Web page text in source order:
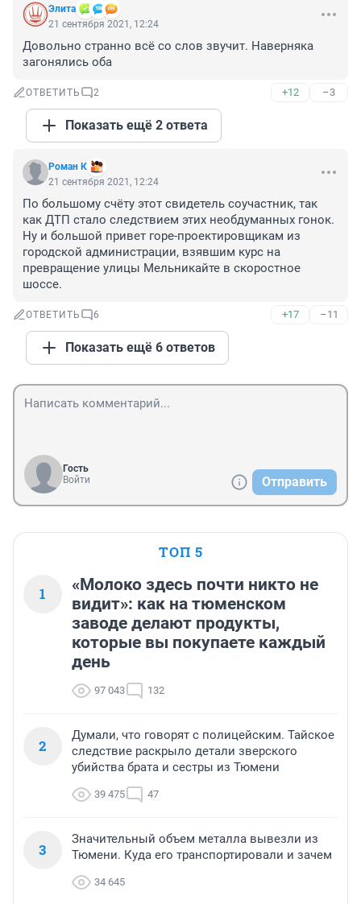
Элита
21 сентября 2021, 12:24
Довольно странно всё со слов звучит. Наверняка
загонялись оба
ОТВЕТИТЬ 2 +12 –3
Показать ещё 2 ответа
Роман К
21 сентября 2021, 12:24
По большому счёту этот свидетель соучастник, так
как ДТП стало следствием этих необдуманных гонок.
Ну и большой привет горе-проектировщикам из
городской администрации, взявшим курс на
превращение улицы Мельникайте в скоростное
шоссе.
ОТВЕТИТЬ 6 +17 –11
Показать ещё 6 ответов
Гость
Войти
Отправить
ТОП 5
1
«Молоко здесь почти никто не
видит»: как на тюменском
заводе делают продукты,
которые вы покупаете каждый
день
97 043 132
2
Думали, что говорят с полицейским. Тайское
следствие раскрыло детали зверского
убийства брата и сестры из Тюмени
39 475 47
3
Значительный объем металла вывезли из
Тюмени. Куда его транспортировали и зачем
34 645